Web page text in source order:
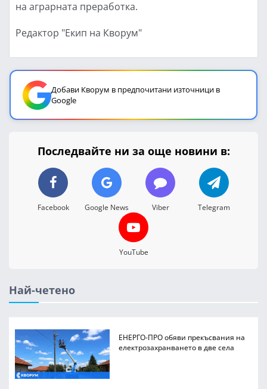
на аграрната преработка.
Редактор "Екип на Кворум"
Добави Кворум в предпочитани източници в
Google
Последвайте ни за още новини в:
Facebook Google News Viber Telegram
YouTube
Най-четено
ЕНЕРГО-ПРО обяви прекъсвания на
електрозахранването в две села